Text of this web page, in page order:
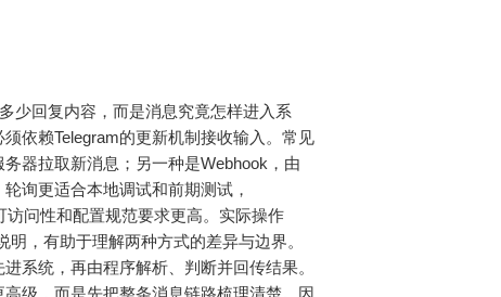
少回复内容，而是消息究竟怎样进入系
依赖Telegram的更新机制接收输入。常见
器拉取新消息；另一种是Webhook，由
询更适合本地调试和前期测试，
问性和配置规范要求更高。实际操作
明，有助于理解两种方式的差异与边界。
系统，再由程序解析、判断并回传结果。
级，而是先把整条消息链路梳理清楚。因